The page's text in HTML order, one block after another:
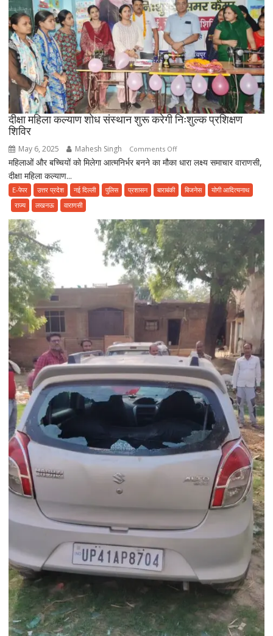
पसीने
की
रकम
दीक्षा महिला कल्याण शोध संस्थान शुरू करेगी निःशुल्क प्रशिक्षण
शिविर
May 6, 2025 Mahesh Singh Comments Offon
दीक्षा
कल्याण
करेगी
निःशुल्क
प्रशिक्षण
शिविर
महिलाओं और बच्चियों को मिलेगा आत्मनिर्भर बनने का मौका धारा लक्ष्य समाचार वाराणसी,
दीक्षा महिला कल्याण...
E-पेपर उत्तर प्रदेश नई दिल्ली पुलिस प्रशासन बाराबंकी बिजनेस
योगी आदित्यनाथ
राज्य
लखनऊ वाराणसी